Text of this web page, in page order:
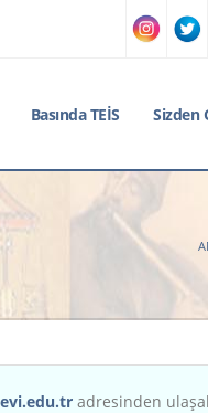
Basında TEİS Sizden
adresinden